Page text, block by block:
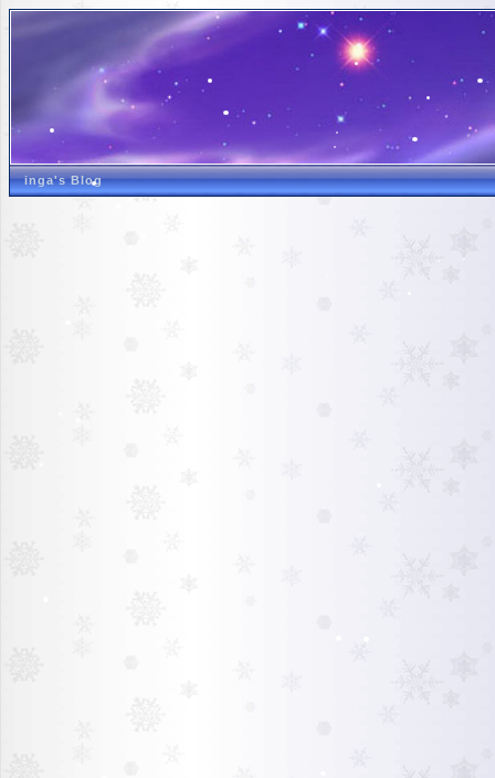
inga's Blog